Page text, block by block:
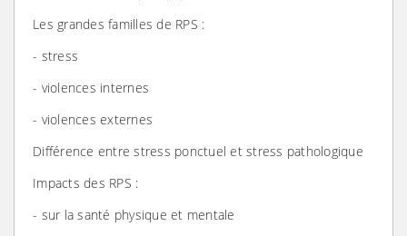
Les grandes familles de RPS :
- stress
- violences internes
- violences externes
Différence entre stress ponctuel et stress pathologique
Impacts des RPS :
- sur la santé physique et mentale